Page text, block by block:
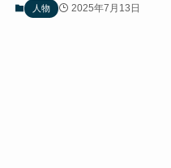
人物 2025年7月13日